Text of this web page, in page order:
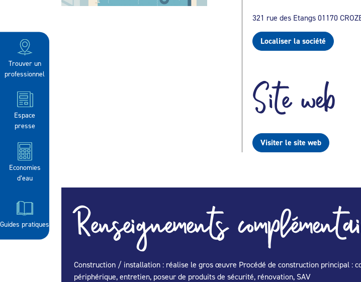
Trouver un
professionnel
Espace
presse
Economies
d’eau
Guides pratiques
321 rue des Etangs 01170
Localiser la société
Site web
Visiter le site web
Renseignements
Construction / installation : réalise le gros œuvre Procédé de construction principal :
périphérique, entretien, poseur de produits de sécurité, rénovation, SAV